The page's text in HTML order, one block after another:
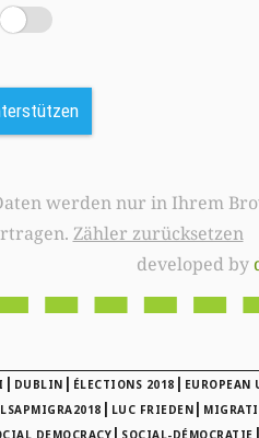
Zähler zurücksetzen
developed by
| DUBLIN | ÉLECTIONS 2018 | EUROPEAN
LSAPMIGRA2018 | LUC FRIEDEN |
DEMOCRACY | SOCIAL-DÉMOCRATIE |